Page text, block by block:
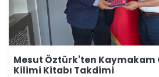
Mesut Öztürk'ten Kaymakam
Kilimi Kitabı Takdimi